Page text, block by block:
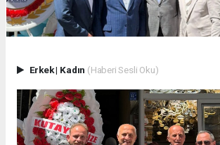
Erkek| Kadın (Haberi Sesli Oku)